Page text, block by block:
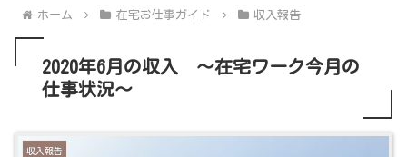
ホーム 在宅お仕事ガイド 収入報告
2020年6月の収入 ～在宅ワーク今月の
仕事状況～
収入報告